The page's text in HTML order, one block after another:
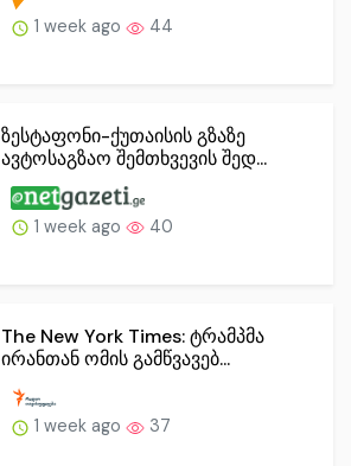
1 week ago 44
ზესტაფონი-ქუთაისის გზაზე
ავტოსაგზაო შემთხვევის შედ...
1 week ago 40
The New York Times: ტრამპმა
ირანთან ომის გამწვავებ...
1 week ago 37